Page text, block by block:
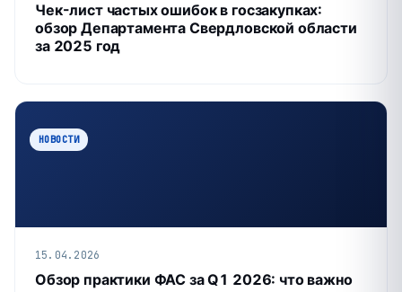
Чек-лист частых ошибок в госзакупках:
обзор Департамента Свердловской области
за 2025 год
НОВОСТИ
15.04.2026
Обзор практики ФАС за Q1 2026: что важно